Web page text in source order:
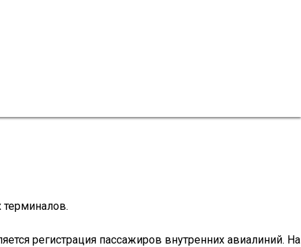
терминалов.
регистрация пассажиров внутренних авиалиний. На